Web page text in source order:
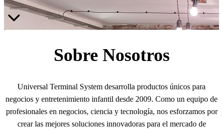
Sobre Nosotros
Universal Terminal System desarrolla productos únicos para
negocios y entretenimiento infantil desde 2009. Como un equipo de
profesionales en negocios, ciencia y tecnología, nos esforzamos por
crear las mejores soluciones innovadoras para el mercado de